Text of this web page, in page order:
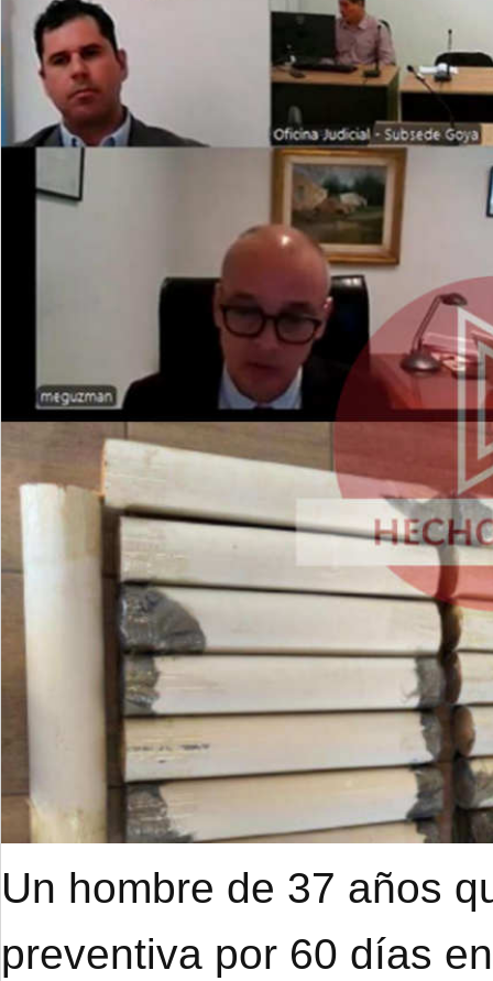
Un hombre de 37 años
preventiva por 60 días